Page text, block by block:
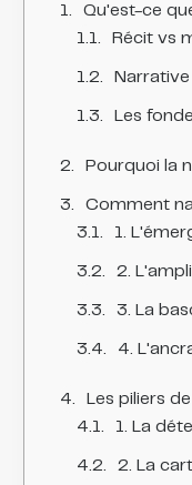
Qu'est-ce
Récit vs
Narrative
Les
Pourquoi la narrative
Comment naît et
1.
2.
3. La
4.
Les piliers
1. La
2. La